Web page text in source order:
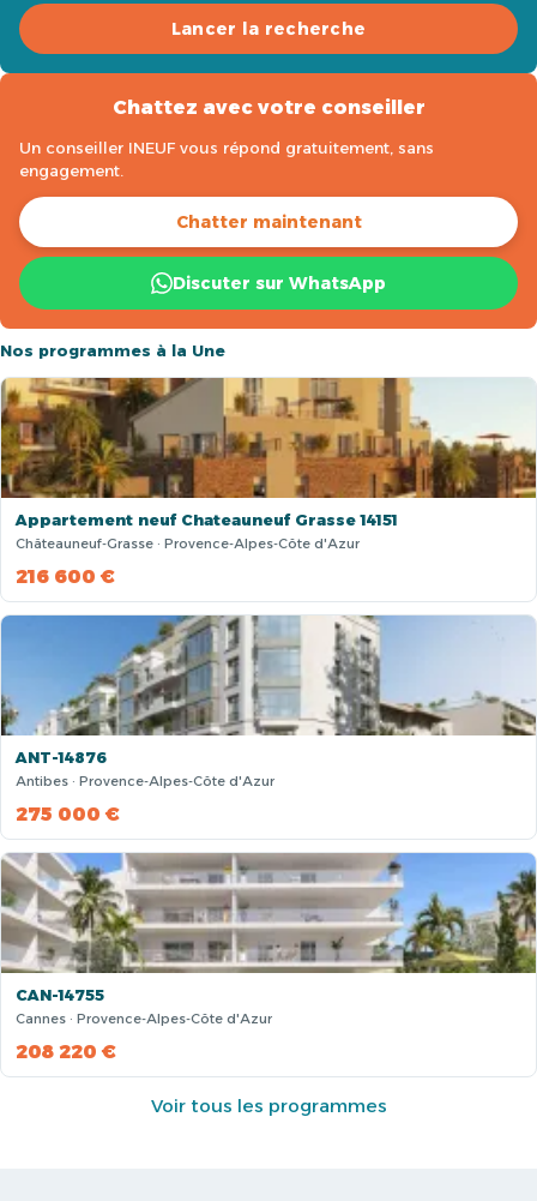
Lancer la recherche
Chattez avec votre conseiller
Un conseiller INEUF vous répond gratuitement, sans
engagement.
Chatter maintenant
Discuter sur WhatsApp
Nos programmes à la Une
Appartement neuf Chateauneuf Grasse 14151
Châteauneuf-Grasse · Provence-Alpes-Côte d'Azur
216 600 €
ANT-14876
Antibes · Provence-Alpes-Côte d'Azur
275 000 €
CAN-14755
Cannes · Provence-Alpes-Côte d'Azur
208 220 €
Voir tous les programmes